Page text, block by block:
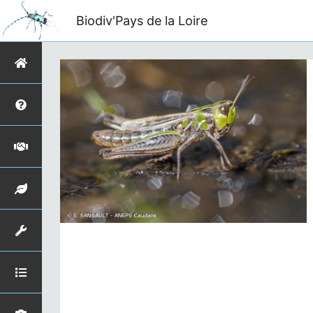
Biodiv'Pays de la Loire